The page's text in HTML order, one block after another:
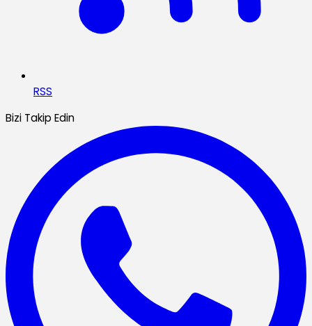
RSS
Bizi Takip Edin